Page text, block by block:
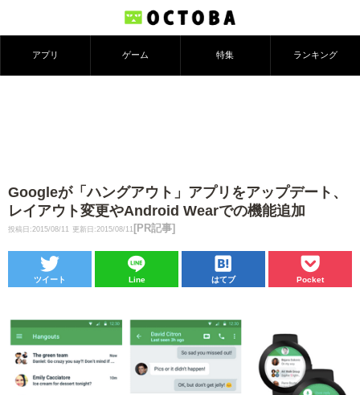
アプリ ゲーム 特集 ランキング
Googleが「ハングアウト」アプリをアップデート、
レイアウト変更やAndroid Wearでの機能追加
投稿日:2015/08/11 更新日:2015/08/11 [PR記事]
ツイート Line はてブ Pocket